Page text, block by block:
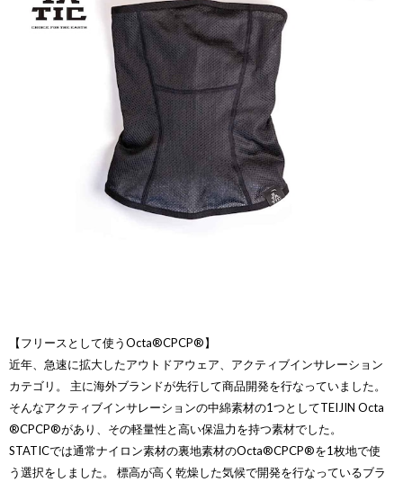
【フリースとして使うOcta®CPCP®】
近年、急速に拡大したアウトドアウェア、アクティブインサレーション
カテゴリ。 主に海外ブランドが先行して商品開発を行なっていました。
そんなアクティブインサレーションの中綿素材の1つとしてTEIJIN Octa
®CPCP®があり、その軽量性と高い保温力を持つ素材でした。
STATICでは通常ナイロン素材の裏地素材のOcta®CPCP®を1枚地で使
う選択をしました。 標高が高く乾燥した気候で開発を行なっているブラ